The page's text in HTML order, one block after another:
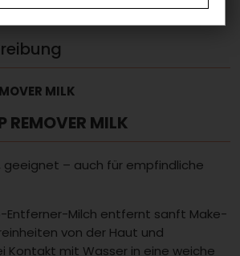
MILK
REMOVER MILK
geeignet – auch für empfindliche
Entferner-Milch entfernt sanft Make-
von der Haut und
Kontakt mit Wasser in eine weiche